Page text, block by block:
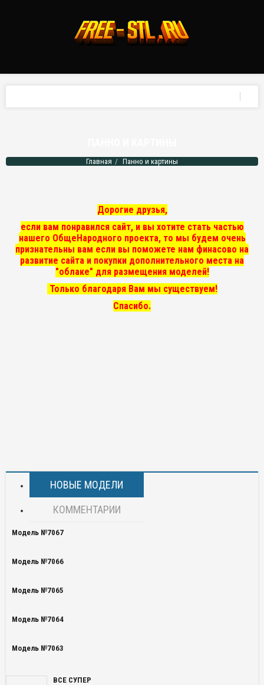
Главная Панно и картины
Дорогие друзья,
если вам понравился сайт, и вы хотите стать частью
нашего ОбщеНародного проекта, то мы будем очень
признательны вам если вы поможете нам финасово на
развитие сайта и покупки дополнительного места на
"облаке" для размещения моделей!
Только благодаря Вам мы существуем!
Спасибо.
НОВЫЕ МОДЕЛИ
КОММЕНТАРИИ
Модель №7067
Модель №7066
Модель №7065
Модель №7064
Модель №7063
ВСЕ СУПЕР